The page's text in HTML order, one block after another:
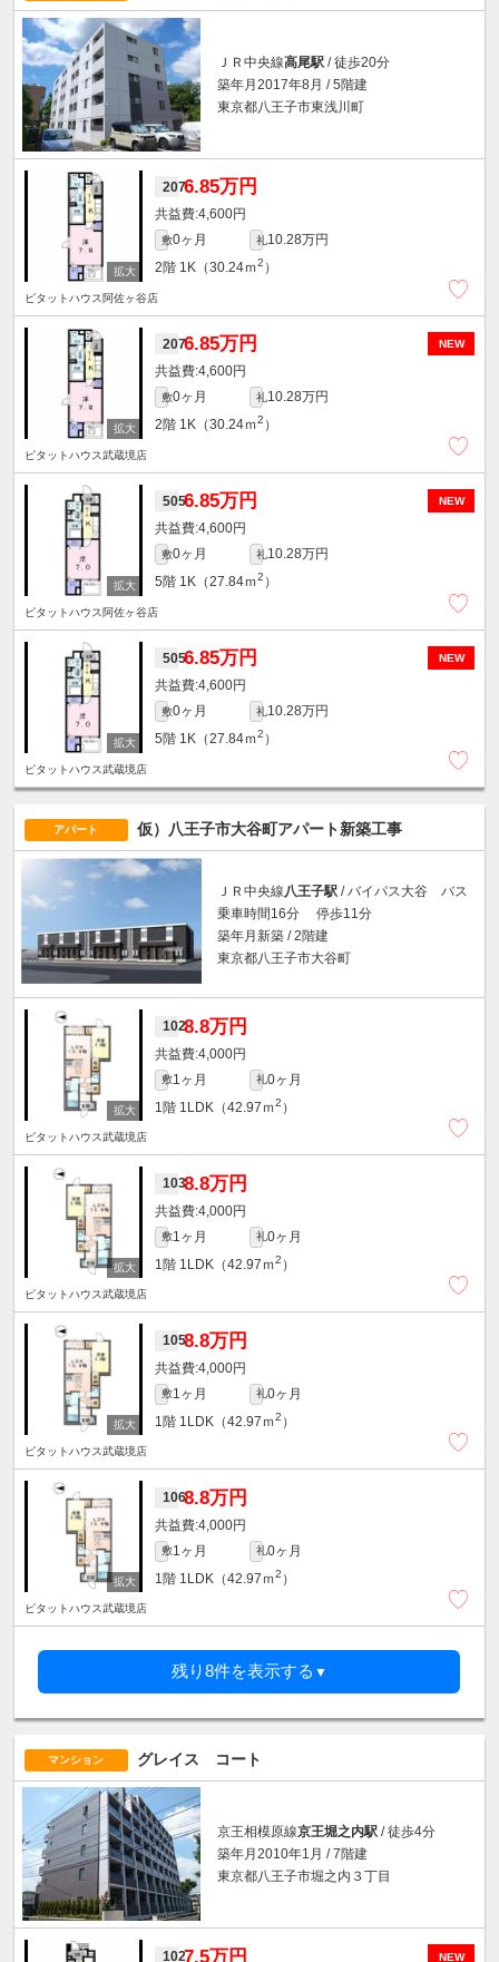
ＪＲ中央線高尾駅 / 徒歩20分
築年月2017年8月 / 5階建
東京都八王子市東浅川町
2076.85万円
4,600円
敷0ヶ月 礼10.28万円
2階 1K（30.24ｍ2 ）
ピタットハウス阿佐ヶ谷店
NEW
2076.85万円
4,600円
敷0ヶ月 礼10.28万円
2階 1K（30.24ｍ2 ）
ピタットハウス武蔵境店
NEW
5056.85万円
4,600円
敷0ヶ月 礼10.28万円
5階 1K（27.84ｍ2 ）
ピタットハウス阿佐ヶ谷店
NEW
5056.85万円
4,600円
敷0ヶ月 礼10.28万円
5階 1K（27.84ｍ2 ）
ピタットハウス武蔵境店
アパート 仮）八王子市大谷町アパート新築工事
ＪＲ中央線 八王子駅 / バイパス大谷 バス
乗車時間16分 停歩11分
築年月新築 / 2階建
東京都八王子市大谷町
1028.8万円
4,000円
敷1ヶ月 礼0ヶ月
1階 1LDK（42.97ｍ2 ）
ピタットハウス武蔵境店
1038.8万円
4,000円
敷1ヶ月 礼0ヶ月
1階 1LDK（42.97ｍ2 ）
ピタットハウス武蔵境店
1058.8万円
4,000円
敷1ヶ月 礼0ヶ月
1階 1LDK（42.97ｍ2 ）
ピタットハウス武蔵境店
1068.8万円
4,000円
敷1ヶ月 礼0ヶ月
1階 1LDK（42.97ｍ2 ）
ピタットハウス武蔵境店
残り8件を表示する ▼
マンション グレイス コート
京王相模原線京王堀之内駅 / 徒歩4分
築年月2010年1月 / 7階建
東京都八王子市堀之内３丁目
NEW
1027.5万円